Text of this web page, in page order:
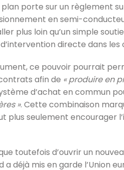
porte sur un règlement
en semi-
plus loin qu’un simple
directe dans
ce pouvoir pourrait
afin de « produire en
d’achat en commun
». Cette combinaison
plus seulement encourager
toutefois d’ouvrir un
a déjà mis en garde l’Union